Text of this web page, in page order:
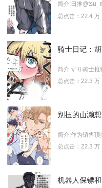
简介:日推
总点击：22.4 万
骑士日记：
简介:ずり骑士推
总点击：22.3 万
别扭的山濑
简介:作为销售顶
总点击：22.3 万
机器人保镖